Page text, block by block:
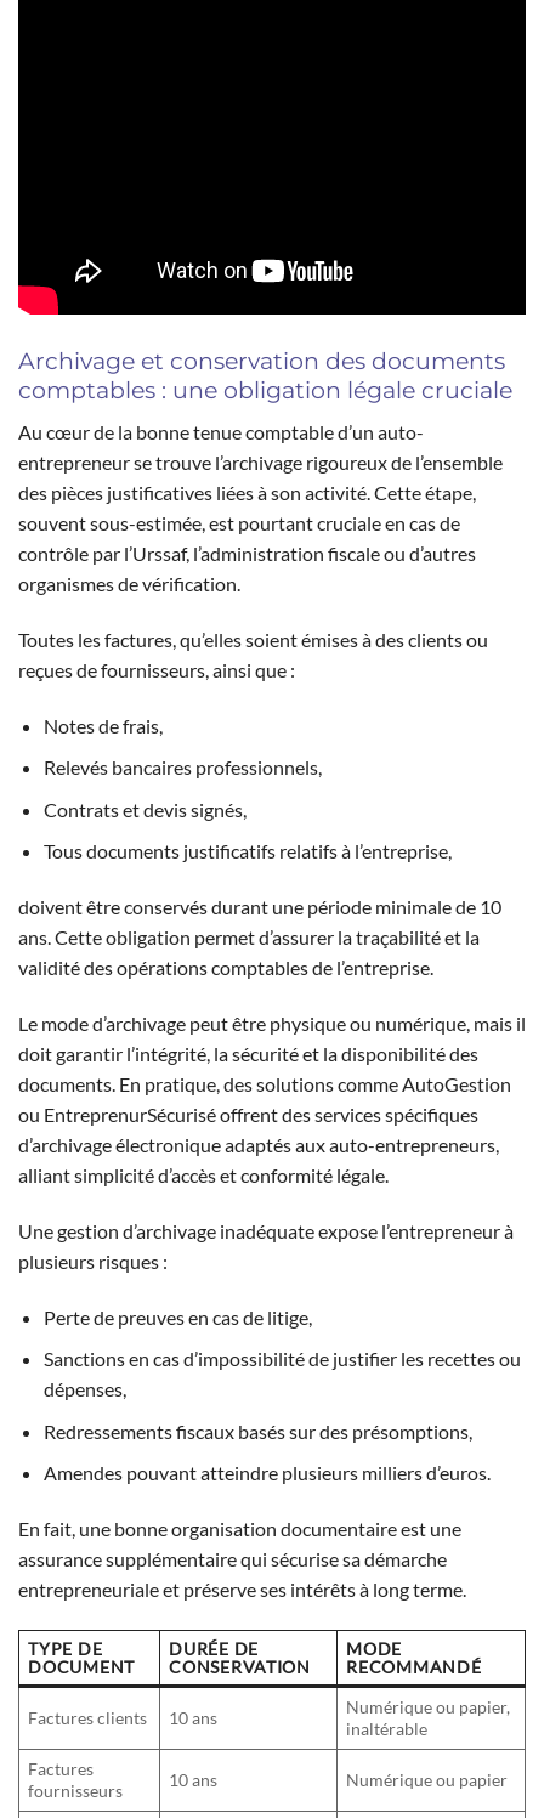
Archivage et conservation des documents
comptables : une obligation légale cruciale
Au cœur de la bonne tenue comptable d’un auto-
entrepreneur se trouve l’archivage rigoureux de l’ensemble
des pièces justificatives liées à son activité. Cette étape,
souvent sous-estimée, est pourtant cruciale en cas de
contrôle par l’Urssaf, l’administration fiscale ou d’autres
organismes de vérification.
Toutes les factures, qu’elles soient émises à des clients ou
reçues de fournisseurs, ainsi que :
Notes de frais,
Relevés bancaires professionnels,
Contrats et devis signés,
Tous documents justificatifs relatifs à l’entreprise,
doivent être conservés durant une période minimale de 10
ans. Cette obligation permet d’assurer la traçabilité et la
validité des opérations comptables de l’entreprise.
Le mode d’archivage peut être physique ou numérique, mais il
doit garantir l’intégrité, la sécurité et la disponibilité des
documents. En pratique, des solutions comme AutoGestion
ou EntreprenurSécurisé offrent des services spécifiques
d’archivage électronique adaptés aux auto-entrepreneurs,
alliant simplicité d’accès et conformité légale.
Une gestion d’archivage inadéquate expose l’entrepreneur à
plusieurs risques :
Perte de preuves en cas de litige,
Sanctions en cas d’impossibilité de justifier les recettes ou
dépenses,
Redressements fiscaux basés sur des présomptions,
Amendes pouvant atteindre plusieurs milliers d’euros.
En fait, une bonne organisation documentaire est une
assurance supplémentaire qui sécurise sa démarche
entrepreneuriale et préserve ses intérêts à long terme.
TYPE DE
DOCUMENT
DURÉE DE
CONSERVATION
MODE
RECOMMANDÉ
Factures clients 10 ans
Numérique ou papier,
inaltérable
Factures
fournisseurs
10 ans Numérique ou papier